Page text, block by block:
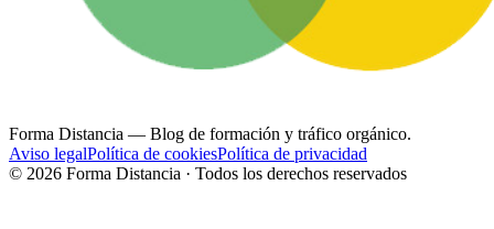
Forma Distancia — Blog de formación y tráfico orgánico.
Aviso legalPolítica de cookiesPolítica de privacidad
© 2026 Forma Distancia · Todos los derechos reservados